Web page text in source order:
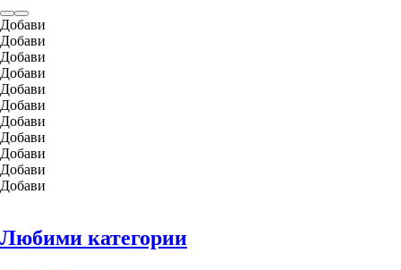
Добави
Добави
Добави
Добави
Добави
Добави
Добави
Добави
Добави
Добави
Добави
Любими категории